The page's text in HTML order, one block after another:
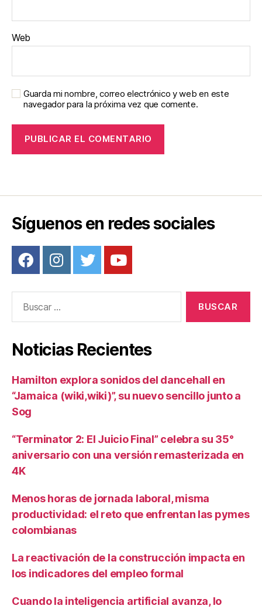
Web
Guarda mi nombre, correo electrónico y web en este
navegador para la próxima vez que comente.
Síguenos en redes sociales
Noticias Recientes
Hamilton explora sonidos del dancehall en
“Jamaica (wiki,wiki)”, su nuevo sencillo junto a
Sog
“Terminator 2: El Juicio Final” celebra su 35°
aniversario con una versión remasterizada en
4K
Menos horas de jornada laboral, misma
productividad: el reto que enfrentan las pymes
colombianas
La reactivación de la construcción impacta en
los indicadores del empleo formal
Cuando la inteligencia artificial avanza, lo